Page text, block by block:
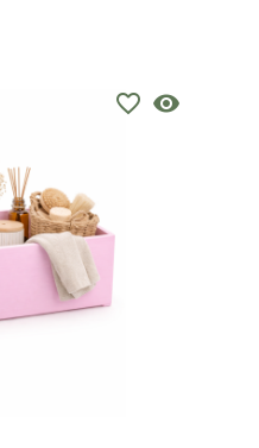
visibility
favorite_border